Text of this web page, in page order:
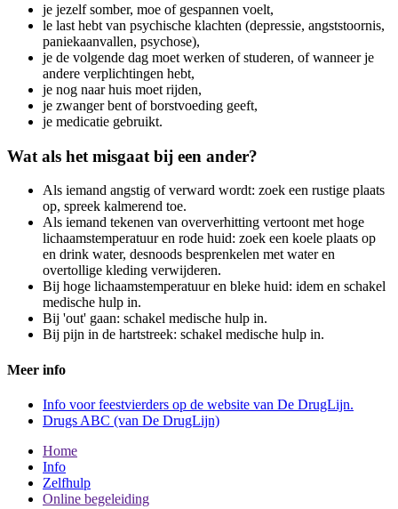
je jezelf somber, moe of gespannen voelt,
le last hebt van psychische klachten (depressie, angststoornis,
paniekaanvallen, psychose),
je de volgende dag moet werken of studeren, of wanneer je
andere verplichtingen hebt,
je nog naar huis moet rijden,
je zwanger bent of borstvoeding geeft,
je medicatie gebruikt.
Wat als het misgaat bij een ander?
Als iemand angstig of verward wordt: zoek een rustige plaats
op, spreek kalmerend toe.
Als iemand tekenen van oververhitting vertoont met hoge
lichaamstemperatuur en rode huid: zoek een koele plaats op
en drink water, desnoods besprenkelen met water en
overtollige kleding verwijderen.
Bij hoge lichaamstemperatuur en bleke huid: idem en schakel
medische hulp in.
Bij 'out' gaan: schakel medische hulp in.
Bij pijn in de hartstreek: schakel medische hulp in.
Meer info
Info voor feestvierders op de website van De DrugLijn.
Drugs ABC (van De DrugLijn)
Home
Info
Zelfhulp
Online begeleiding